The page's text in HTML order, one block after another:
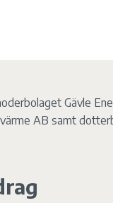
Gävle
AB samt